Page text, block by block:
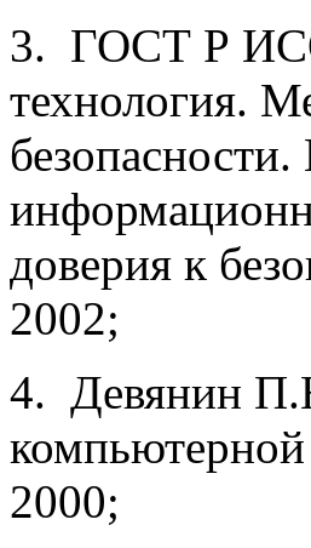
3. ГОСТ Р
технология.
доверия к
2002;
4. Девянин
2000;